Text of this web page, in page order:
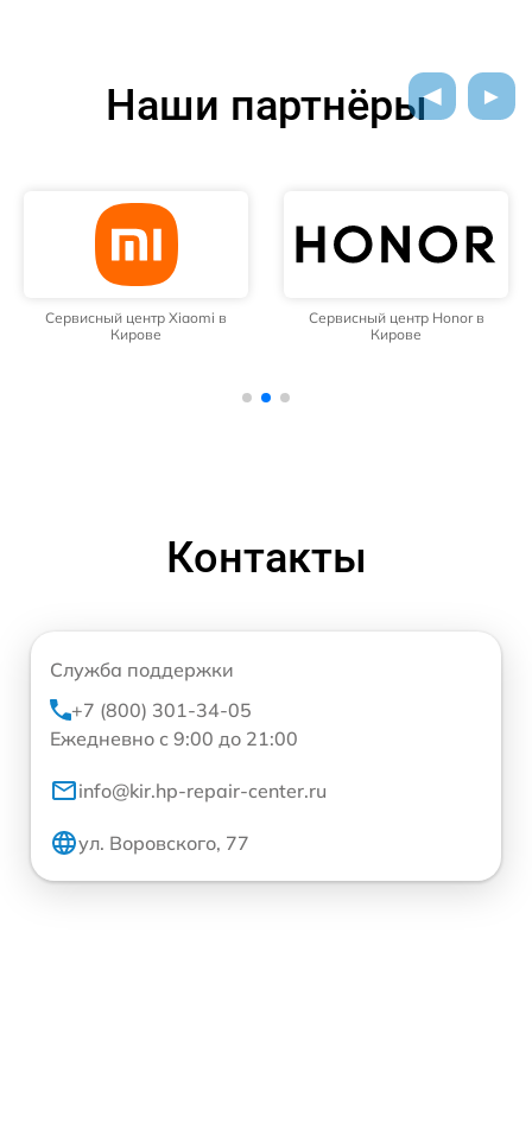
Наши партнёры
Сервисный центр Xiaomi в
Кирове
Сервисный центр Honor в
Кирове
Контакты
Служба поддержки
+7 (800) 301-34-05
Ежедневно с 9:00 до 21:00
info@kir.hp-repair-center.ru
ул. Воровского, 77